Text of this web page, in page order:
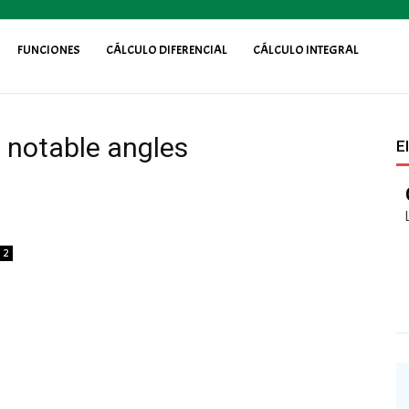
FUNCIONES CÁLCULO DIFERENCIAL CÁLCULO INTEGRAL
angles
2